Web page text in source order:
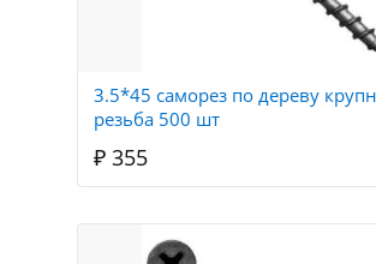
3.5*45 саморез по дереву
резьба 500 шт
₽ 355